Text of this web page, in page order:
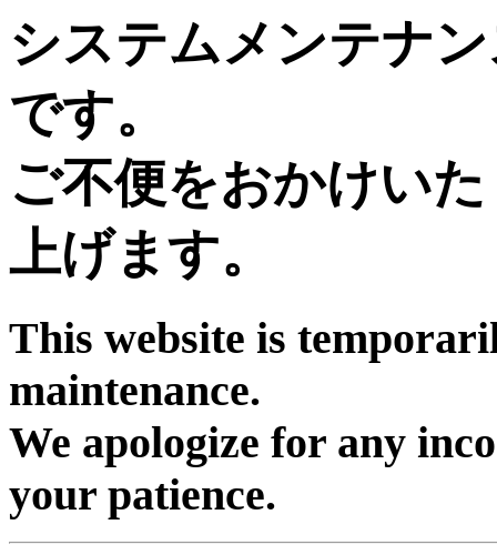
システムメンテナ
です。
ご不便をおかけい
上げます。
This website is
maintenance.
We apologize for any
your patience.